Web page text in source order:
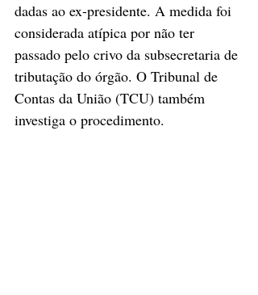
dadas ao ex-presidente. A medida foi
considerada atípica por não ter
passado pelo crivo da subsecretaria de
tributação do órgão. O Tribunal de
Contas da União (TCU) também
investiga o procedimento.